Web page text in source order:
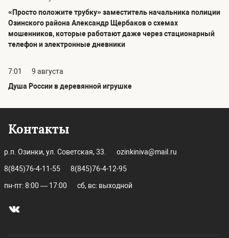
«Просто положите трубку» заместитель начальника полиции
Озинского района Александр Щербаков о схемах
мошенников, которые работают даже через стационарный
телефон и электронные дневники
7:01
9 августа
Душа России в деревянной игрушке
Контакты
р.п. Озинки, ул. Советская, 33. ozinkiniva@mail.ru
8(845)76-4-11-55 8(845)76-4-12-95
пн-пт: 8:00 — 17:00 сб, вс: выходной